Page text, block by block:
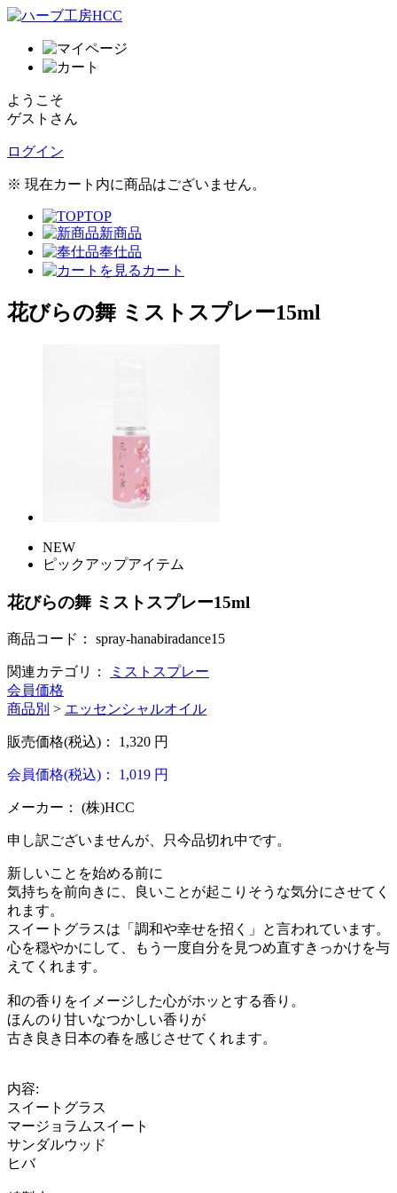
ようこそ
ゲストさん
ログイン
※ 現在カート内に商品はございません。
TOP
新商品
奉仕品
カート
花びらの舞 ミストスプレー15ml
NEW
ピックアップアイテム
花びらの舞 ミストスプレー15ml
商品コード： spray-hanabiradance15
関連カテゴリ：
ミストスプレー
会員価格
商品別 > エッセンシャルオイル
販売価格(税込)： 1,320 円
会員価格(税込)： 1,019 円
メーカー： (株)HCC
申し訳ございませんが、只今品切れ中です。
新しいことを始める前に
気持ちを前向きに、良いことが起こりそうな気分にさせてく
れます。
スイートグラスは「調和や幸せを招く」と言われています。
心を穏やかにして、もう一度自分を見つめ直すきっかけを与
えてくれます。
和の香りをイメージした心がホッとする香り。
ほんのり甘いなつかしい香りが
古き良き日本の春を感じさせてくれます。
内容:
スイートグラス
マージョラムスイート
サンダルウッド
ヒバ